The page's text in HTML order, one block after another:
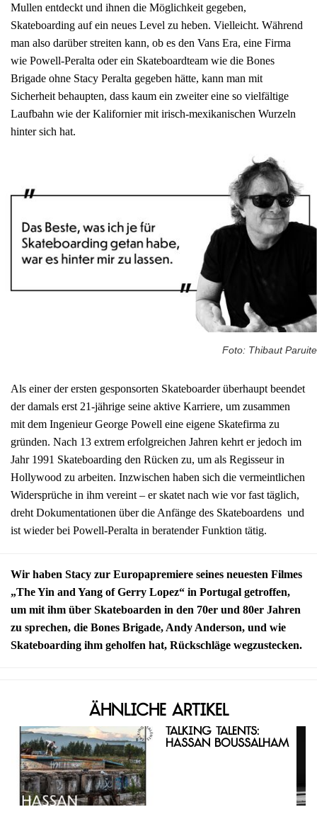
Mullen entdeckt und ihnen die Möglichkeit gegeben,
Skateboarding auf ein neues Level zu heben. Vielleicht. Während
man also darüber streiten kann, ob es den Vans Era, eine Firma
wie Powell-Peralta oder ein Skateboardteam wie die Bones
Brigade ohne Stacy Peralta gegeben hätte, kann man mit
Sicherheit behaupten, dass kaum ein zweiter eine so vielfältige
Laufbahn wie der Kalifornier mit irisch-mexikanischen Wurzeln
hinter sich hat.
Foto: Thibaut Paruite
Als einer der ersten gesponsorten Skateboarder überhaupt beendet
der damals erst 21-jährige seine aktive Karriere, um zusammen
mit dem Ingenieur George Powell eine eigene Skatefirma zu
gründen. Nach 13 extrem erfolgreichen Jahren kehrt er jedoch im
Jahr 1991 Skateboarding den Rücken zu, um als Regisseur in
Hollywood zu arbeiten. Inzwischen haben sich die vermeintlichen
Widersprüche in ihm vereint – er skatet nach wie vor fast täglich,
dreht Dokumentationen über die Anfänge des Skateboardens und
ist wieder bei Powell-Peralta in beratender Funktion tätig.
Wir haben Stacy zur Europapremiere seines neuesten Filmes
„The Yin and Yang of Gerry Lopez“ in Portugal getroffen,
um mit ihm über Skateboarden in den 70er und 80er Jahren
zu sprechen, die Bones Brigade, Andy Anderson, und wie
Skateboarding ihm geholfen hat, Rückschläge wegzustecken.
Ähnliche Artikel
Talking Talents:
Hassan Boussalham